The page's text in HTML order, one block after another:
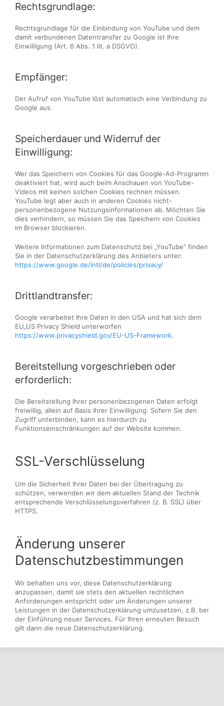
Rechtsgrundlage:
Rechtsgrundlage für die Einbindung von YouTube und dem
damit verbundenen Datentransfer zu Google ist Ihre
Einwilligung (Art. 6 Abs. 1 lit. a DSGVO).
Empfänger:
Der Aufruf von YouTube löst automatisch eine Verbindung zu
Google aus.
Speicherdauer und Widerruf der
Einwilligung:
Wer das Speichern von Cookies für das Google-Ad-Programm
deaktiviert hat, wird auch beim Anschauen von YouTube-
Videos mit keinen solchen Cookies rechnen müssen.
YouTube legt aber auch in anderen Cookies nicht-
personenbezogene Nutzungsinformationen ab. Möchten Sie
dies verhindern, so müssen Sie das Speichern von Cookies
im Browser blockieren.
Weitere Informationen zum Datenschutz bei „YouTube“ finden
Sie in der Datenschutzerklärung des Anbieters unter:
https://www.google.de/intl/de/policies/privacy/
Drittlandtransfer:
Google verarbeitet Ihre Daten in den USA und hat sich dem
EU_US Privacy Shield unterworfen
https://www.privacyshield.gov/EU-US-Framework.
Bereitstellung vorgeschrieben oder
erforderlich:
Die Bereitstellung Ihrer personenbezogenen Daten erfolgt
freiwillig, allein auf Basis Ihrer Einwilligung. Sofern Sie den
Zugriff unterbinden, kann es hierdurch zu
Funktionseinschränkungen auf der Website kommen.
SSL-Verschlüsselung
Um die Sicherheit Ihrer Daten bei der Übertragung zu
schützen, verwenden wir dem aktuellen Stand der Technik
entsprechende Verschlüsselungsverfahren (z. B. SSL) über
HTTPS.
Änderung unserer
Datenschutzbestimmungen
Wir behalten uns vor, diese Datenschutzerklärung
anzupassen, damit sie stets den aktuellen rechtlichen
Anforderungen entspricht oder um Änderungen unserer
Leistungen in der Datenschutzerklärung umzusetzen, z.B. bei
der Einführung neuer Services. Für Ihren erneuten Besuch
gilt dann die neue Datenschutzerklärung.